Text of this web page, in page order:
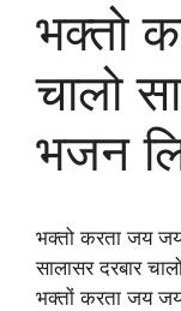
भक्तो
चालो
भजन
भक्तो करता जय
सालासर दरबार
भक्तों करता जय